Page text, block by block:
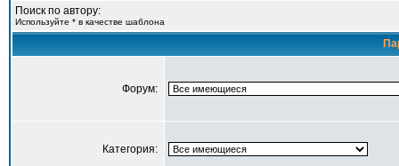
Поиск по автору:
Используйте * в качестве шаблона
Форум:
Категория: